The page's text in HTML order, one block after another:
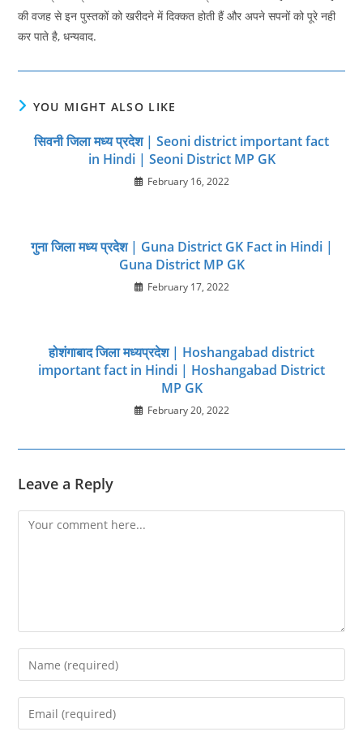
की वजह से इन पुस्तकों को खरीदने में दिक्कत होती हैं और अपने सपनों को पूरे नही
कर पाते है, धन्यवाद.
YOU MIGHT ALSO LIKE
सिवनी जिला मध्य प्रदेश | Seoni district important fact
in Hindi | Seoni District MP GK
February 16, 2022
गुना जिला मध्य प्रदेश | Guna District GK Fact in Hindi |
Guna District MP GK
February 17, 2022
होशंगाबाद जिला मध्‍यप्रदेश | Hoshangabad district
important fact in Hindi | Hoshangabad District
MP GK
February 20, 2022
Leave a Reply
Comment
Enter
your
name
Enter
your